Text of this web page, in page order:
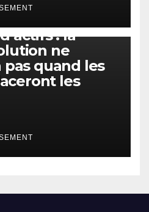
: la
ne
quand les
les